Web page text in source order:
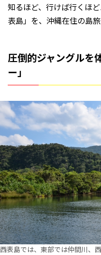
知るほど、行けば行くほ
表島」を、沖縄在住の島
圧倒的ジャングルを
ー」
西表島では、東部では仲間川、